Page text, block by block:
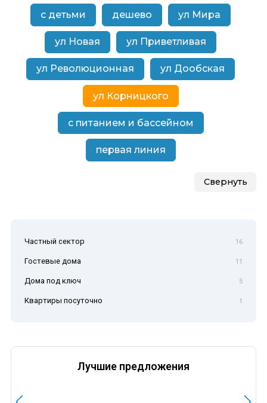
с детьми дешево ул Мира
ул Новая ул Приветливая
ул Революционная ул Дообская
ул Корницкого
с питанием и бассейном
первая линия
Свернуть
Частный сектор 16
Гостевые дома 11
Дома под ключ 5
Квартиры посуточно 1
Лучшие предложения